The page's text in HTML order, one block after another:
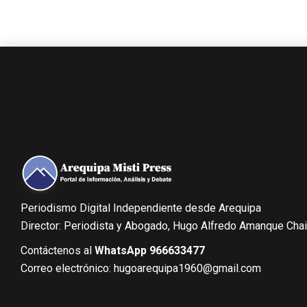
Periodismo Digital Independiente desde Arequipa
Director: Periodista y Abogado, Hugo Alfredo Amanque
Contáctenos al WhatsApp 966633477
Correo electrónico: hugoarequipa1960@gmail.com